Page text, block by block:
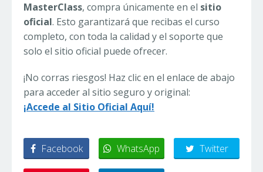
MasterClass, compra únicamente en el sitio
oficial. Esto garantizará que recibas el curso
completo, con toda la calidad y el soporte que
solo el sitio oficial puede ofrecer.
¡No corras riesgos! Haz clic en el enlace de abajo
para acceder al sitio seguro y original:
¡Accede al Sitio Oficial Aquí!
Facebook WhatsApp Twitter